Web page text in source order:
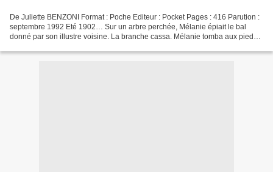
De Juliette BENZONI Format : Poche Editeur : Pocket Pages : 416 Parution :
septembre 1992 Eté 1902… Sur un arbre perchée, Mélanie épiait le bal
donné par son illustre voisine. La branche cassa. Mélanie tomba aux pieds